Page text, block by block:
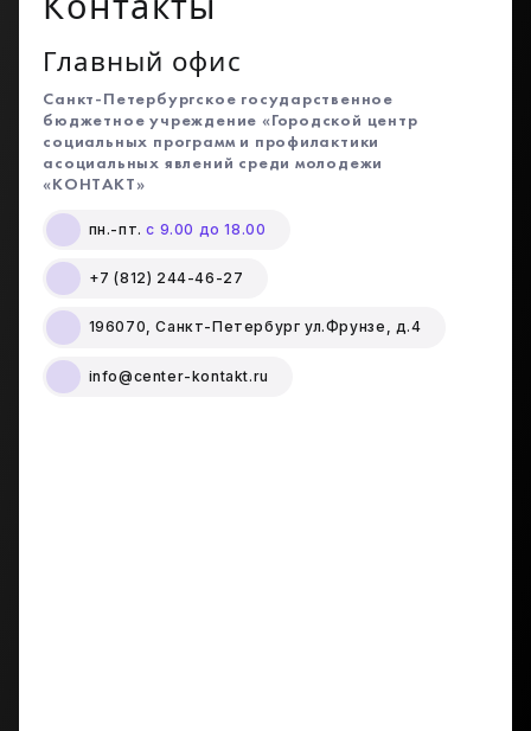
Главный офис
Санкт-Петербургское государственное
бюджетное учреждение «Городской центр
социальных программ и профилактики
асоциальных явлений среди молодежи
«КОНТАКТ»
пн.-пт.с 9.00 до 18.00
+7 (812) 244-46-27
196070, Санкт-Петербург ул.Фрунзе, д.4
info@center-kontakt.ru